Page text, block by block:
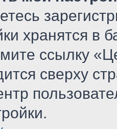
хранятся в
ссылку
сверху